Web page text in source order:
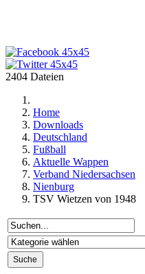
2404 Dateien
Home
Downloads
Deutschland
Fußball
Aktuelle Wappen
Verband Niedersachsen
Nienburg
TSV Wietzen von 1948